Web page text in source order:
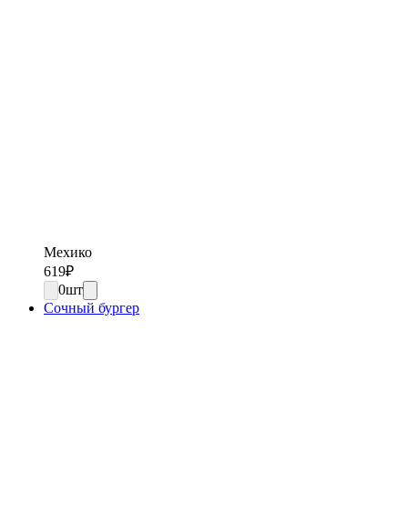
Мехико
619₽
0шт
Сочный бургер